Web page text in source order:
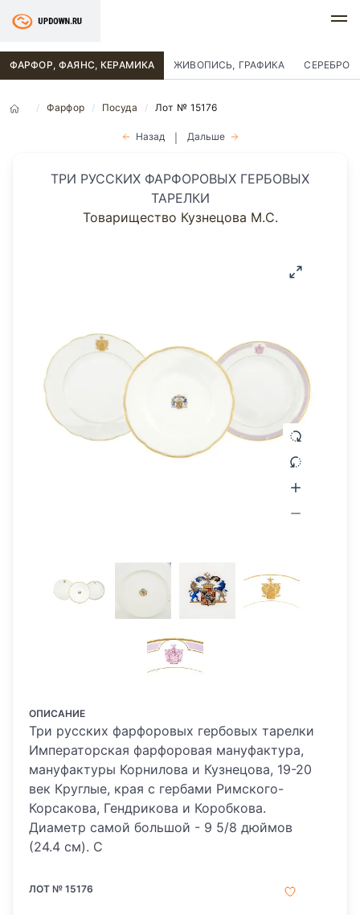
ФАРФОР, ФАЯНС, КЕРАМИКА ЖИВОПИСЬ, ГРАФИКА СЕРЕБРО
Фарфор Посуда Лот № 15176
Назад Дальше
ТРИ РУССКИХ ФАРФОРОВЫХ ГЕРБОВЫХ
ТАРЕЛКИ
Товарищество Кузнецова М.С.
ОПИСАНИЕ
Три русских фарфоровых гербовых тарелки
Императорская фарфоровая мануфактура,
мануфактуры Корнилова и Кузнецова, 19-20
век Круглые, края с гербами Римского-
Корсакова, Гендрикова и Коробкова.
Диаметр самой большой - 9 5/8 дюймов
(24.4 см). C
ЛОТ № 15176